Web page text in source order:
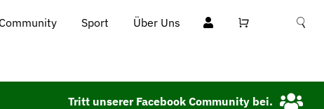
Community Sport Über Uns
Tritt unserer Facebook Community bei.